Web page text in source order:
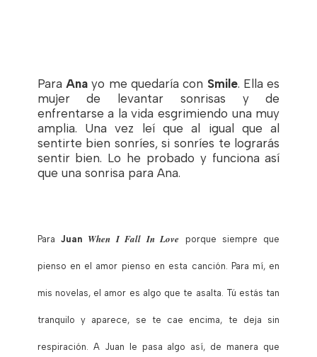
Para Anayo me quedaría con Smile. Ella es
mujer de levantar sonrisas y de
enfrentarse a la vida esgrimiendo una muy
amplia. Una vez leí que al igual que al
sentirte bien sonríes, si sonríes te lograrás
sentir bien. Lo he probado y funciona así
que una sonrisa para Ana.
ParaJuan When I Fall In Love porque siempre que
pienso en el amor pienso en esta canción. Para mí, en
mis novelas, el amor es algo que te asalta. Tú estás tan
tranquilo y aparece, se te cae encima, te deja sin
respiración. A Juan le pasa algo así, de manera que